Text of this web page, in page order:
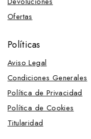
Ofertas
Políticas
Aviso Legal
Condiciones Generales
Política de Privacidad
Política de Cookies
Titularidad